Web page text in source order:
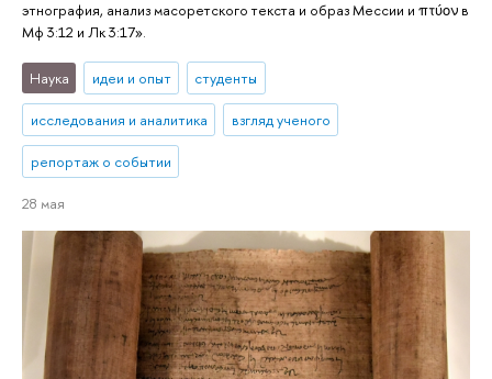
этнография, анализ масоретского текста и образ Мессии и πτύον в
Мф 3:12 и Лк 3:17».
Наука идеи и опыт студенты
исследования и аналитика взгляд ученого
репортаж о событии
28 мая